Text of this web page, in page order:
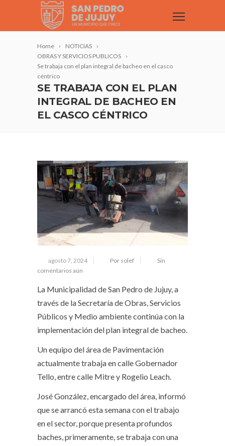
Home
NOTICIAS
OBRAS Y SERVICIOS PUBLICOS
Se trabaja con el plan integral de bacheo en el casco
céntrico
SE TRABAJA CON EL PLAN
INTEGRAL DE BACHEO EN
EL CASCO CÉNTRICO
agosto 7, 2024 Por solef
Sin
comentarios aún
La Municipalidad de San Pedro de Jujuy, a
través de la Secretaría de Obras, Servicios
Públicos y Medio ambiente continúa con la
implementación del plan integral de bacheo.
Un equipo del área de Pavimentación
actualmente trabaja en calle Gobernador
Tello, entre calle Mitre y Rogelio Leach.
José González, encargado del área, informó
que se arrancó esta semana con el trabajo
en el sector, porque presenta profundos
baches, primeramente, se trabaja con una